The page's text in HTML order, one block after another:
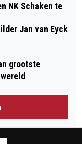
NK Schaken te
Jan van Eyck
grootste